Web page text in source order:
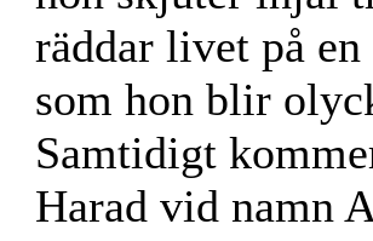
räddar livet på
som hon blir
Samtidigt
Harad vid namn